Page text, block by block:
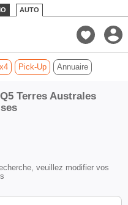
AUTO
Pick-Up Annuaire
Terres Australes
veuillez modifier vos